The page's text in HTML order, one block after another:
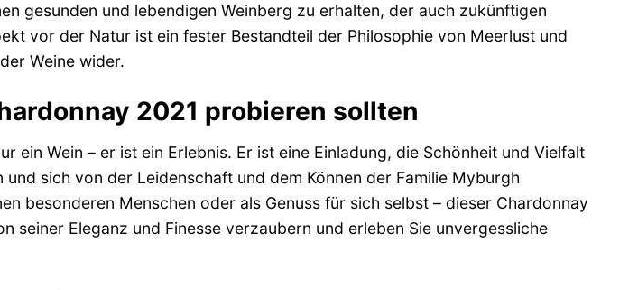
gesunden und lebendigen Weinberg zu erhalten, der auch zukünftigen
vor der Natur ist ein fester Bestandteil der Philosophie von Meerlust und
Weine wider.
2021 probieren sollten
ein Wein – er ist ein Erlebnis. Er ist eine Einladung, die Schönheit und Vielfalt
sich von der Leidenschaft und dem Können der Familie Myburgh
besonderen Menschen oder als Genuss für sich selbst – dieser Chardonnay
seiner Eleganz und Finesse verzaubern und erleben Sie unvergessliche